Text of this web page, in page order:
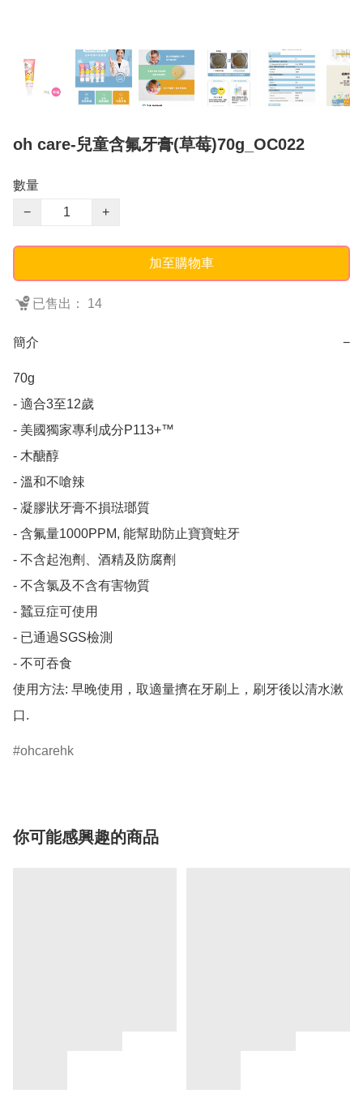
oh care-兒童含氟牙膏(草莓)70g_OC022
數量
−
+
加至購物車
已售出： 14
簡介 −
70g
- 適合3至12歲
- 美國獨家專利成分P113+™
- 木醣醇
- 溫和不嗆辣
- 凝膠狀牙膏不損琺瑯質
- 含氟量1000PPM, 能幫助防止寶寶蛀牙
- 不含起泡劑、酒精及防腐劑
- 不含氯及不含有害物質
- 蠶豆症可使用
- 已通過SGS檢測
- 不可吞食
使用方法: 早晚使用，取適量擠在牙刷上，刷牙後以清水漱
口.
ohcarehk
你可能感興趣的商品